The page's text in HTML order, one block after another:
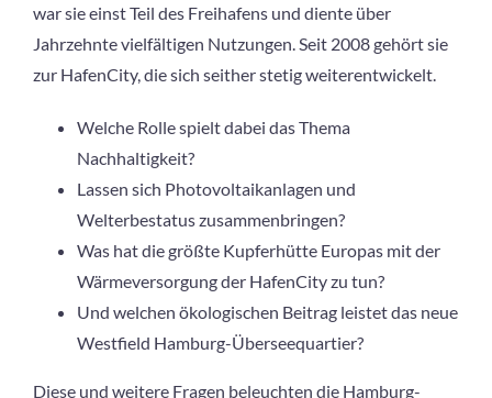
war sie einst Teil des Freihafens und diente über
Jahrzehnte vielfältigen Nutzungen. Seit 2008 gehört sie
zur HafenCity, die sich seither stetig weiterentwickelt.
Welche Rolle spielt dabei das Thema
Nachhaltigkeit?
Lassen sich Photovoltaikanlagen und
Welterbestatus zusammenbringen?
Was hat die größte Kupferhütte Europas mit der
Wärmeversorgung der HafenCity zu tun?
Und welchen ökologischen Beitrag leistet das neue
Westfield Hamburg-Überseequartier?
Diese und weitere Fragen beleuchten die Hamburg-